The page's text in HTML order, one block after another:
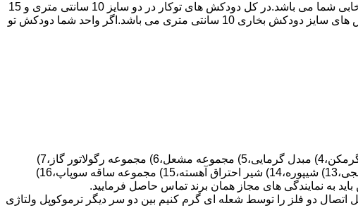
۴-سایز دودکش واحد:اگر واحد شما دارای دودکش تو کار تا پشت بام می باشد سایز این دودکش تعیین کننده نوع آبگرمکن دیواری انتخابی شما می باشد.در کل دودکش های توکار در دو سایز 10 سانتی متری و 15
سانتی متری می باشد به عبارت دیگر قطر دودکش داخل کار این ابعاد می باشد.برای اینکه بهتر بتوانیم منظورمان را برسانیم دودکش های سایز دودکش بخاری 10 سانتی متری می باشد.اگر واحد شما دودکش تو
قطعات ساختمان آب گرم کن های دیواری شمعک دار عبارتند از : 1) کلاهک تعدیل،2) کلاهک تعدیل جریان دودکش،3) صفحه پشتی آبگرمکن،4) مبدل گرمایی،5) مجموعه مشعل،6) مجموعه رگولاتور گاز،7)
مجموعه رگولاتور آب،8) رویه آبگرمکن،9) صفحه پشتی آبگرمکن،10) رگولاتور آب در آبگرمکن های شمعک دار،11) بدنه،12) قاب برنجی،13) شیپوره،14) شیر احتراق آهسته،15) مجموعه ساقه سوپاپ،16)
دو فلز را توسط شعله ای گرم کنیم بین دو سر دیگر ترموکوپل ولتاژی